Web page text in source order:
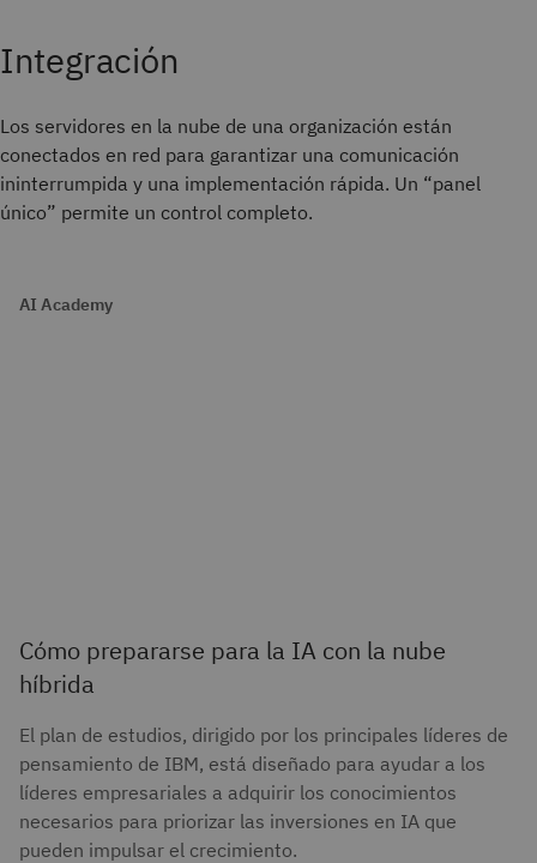
Integración
Los servidores en la nube de una organización están
conectados en red para garantizar una comunicación
ininterrumpida y una implementación rápida. Un “panel
único” permite un control completo.
AI Academy
Cómo prepararse para la IA con la nube
híbrida
El plan de estudios, dirigido por los principales líderes de
pensamiento de IBM, está diseñado para ayudar a los
líderes empresariales a adquirir los conocimientos
necesarios para priorizar las inversiones en IA que
pueden impulsar el crecimiento.